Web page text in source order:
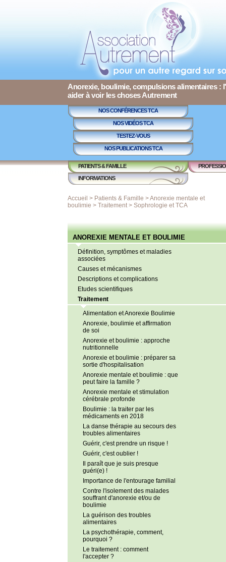
Anorexie, boulimie, compulsions alimentaires :
aider à voir les choses Autrement
NOS CONFÉRENCES TCA
NOS VIDÉOS TCA
TESTEZ-VOUS
NOS PUBLICATIONS TCA
PATIENTS & FAMILLE
INFORMATIONS
Accueil > Patients & Famille >Anorexie mentale et
boulimie > Traitement> Sophrologie et TCA
ANOREXIE MENTALE ET BOULIMIE
Définition, symptômes et maladies
associées
Causes et mécanismes
Descriptions et complications
Etudes scientifiques
Traitement
Alimentation et Anorexie Boulimie
Anorexie, boulimie et affirmation
de soi
Anorexie et boulimie : approche
nutritionnelle
Anorexie et boulimie : préparer sa
sortie d'hospitalisation
Anorexie mentale et boulimie : que
peut faire la famille ?
Anorexie mentale et stimulation
cérébrale profonde
Boulimie : la traiter par les
médicaments en 2018
La danse thérapie au secours des
troubles alimentaires
Guérir, c'est prendre un risque !
Guérir, c'est oublier !
Il paraît que je suis presque
guéri(e) !
Importance de l'entourage familial
Contre l'isolement des malades
souffrant d'anorexie et/ou de
boulimie
La guérison des troubles
alimentaires
La psychothérapie, comment,
pourquoi ?
Le traitement : comment
l'accepter ?